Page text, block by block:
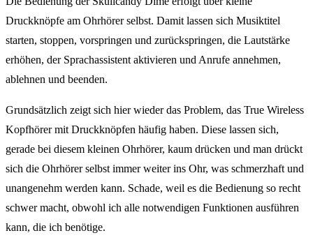
Druckknöpfe am Ohrhörer selbst. Damit lassen sich Musiktitel
starten, stoppen, vorspringen und zurückspringen, die Lautstärke
erhöhen, der Sprachassistent aktivieren und Anrufe annehmen,
ablehnen und beenden.
Grundsätzlich zeigt sich hier wieder das Problem, das True Wireless
Kopfhörer mit Druckknöpfen häufig haben. Diese lassen sich,
gerade bei diesem kleinen Ohrhörer, kaum drücken und man drückt
sich die Ohrhörer selbst immer weiter ins Ohr, was schmerzhaft und
unangenehm werden kann. Schade, weil es die Bedienung so recht
schwer macht, obwohl ich alle notwendigen Funktionen ausführen
kann, die ich benötige.